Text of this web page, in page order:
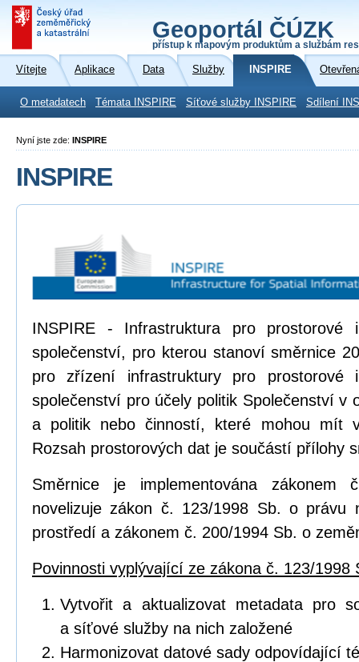
Geoportál ČÚZK
přístup k mapovým produktům a službám
Vítejte Aplikace Data Služby INSPIRE
O metadatech Témata INSPIRE Síťové služby INSPIRE Sdílení
Nyní jste zde: INSPIRE
INSPIRE
INSPIRE - Infrastruktura pro prostorové
společenství, pro kterou stanoví směrnice
pro zřízení infrastruktury pro prostorové
společenství pro účely politik Společenství v
a politik nebo činností, které mohou mít
Rozsah prostorových dat je součástí přílohy
Směrnice je implementována
novelizuje zákon č. 123/1998 Sb. o právu
prostředí a zákonem č. 200/1994 Sb. o
Povinnosti vyplývající ze zákona č. 123/1998
Vytvořit a aktualizovat metadata pro
a síťové služby na nich založené
Harmonizovat datové sady odpovídající